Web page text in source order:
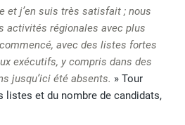
et j’en suis très satisfait ; nous
activités régionales avec plus
avec des listes fortes
exécutifs, y compris dans des
jusqu’ici été absents. » Tour
listes et du nombre de candidats,